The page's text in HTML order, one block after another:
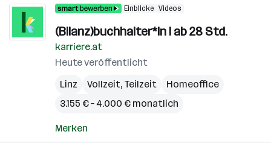
Einblicke Videos
(Bilanz)buchhalter*In I ab 28 Std.
karriere.at
Heute veröffentlicht
Linz
Vollzeit, Teilzeit
Homeoffice
3.155 € – 4.000 € monatlich
Merken